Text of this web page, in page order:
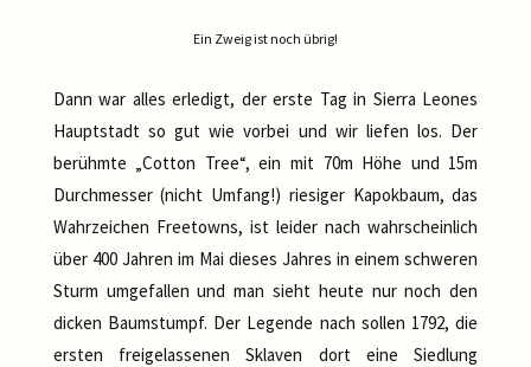
Ein Zweig ist noch übrig!
Dann war alles erledigt, der erste Tag in Sierra Leones
Hauptstadt so gut wie vorbei und wir liefen los. Der
berühmte „Cotton Tree“, ein mit 70m Höhe und 15m
Durchmesser (nicht Umfang!) riesiger Kapokbaum, das
Wahrzeichen Freetowns, ist leider nach wahrscheinlich
über 400 Jahren im Mai dieses Jahres in einem schweren
Sturm umgefallen und man sieht heute nur noch den
dicken Baumstumpf. Der Legende nach sollen 1792, die
ersten freigelassenen Sklaven dort eine Siedlung